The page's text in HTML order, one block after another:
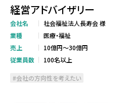
経営アドバイザリー
会社名
社会福祉法人長寿会 様
業種
医療・福祉
売上
10億円～30億円
従業員数
100名以上
会社の方向性を考えたい